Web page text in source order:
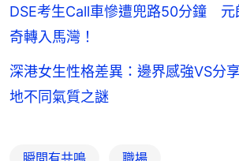
DSE考生Call車慘遭兜路50分鐘 元
奇轉入馬灣！
深港女生性格差異：邊界感強VS分
地不同氣質之謎